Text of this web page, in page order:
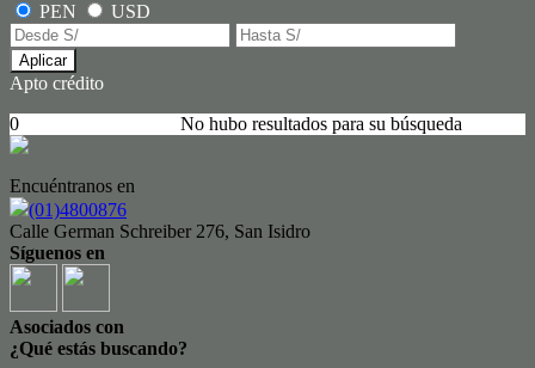
PEN
USD
Aplicar
Apto crédito
No hubo resultados para su búsqueda
0
Encuéntranos en
(01)4800876
Calle German Schreiber 276, San Isidro
Síguenos en
Asociados con
¿Qué estás buscando?